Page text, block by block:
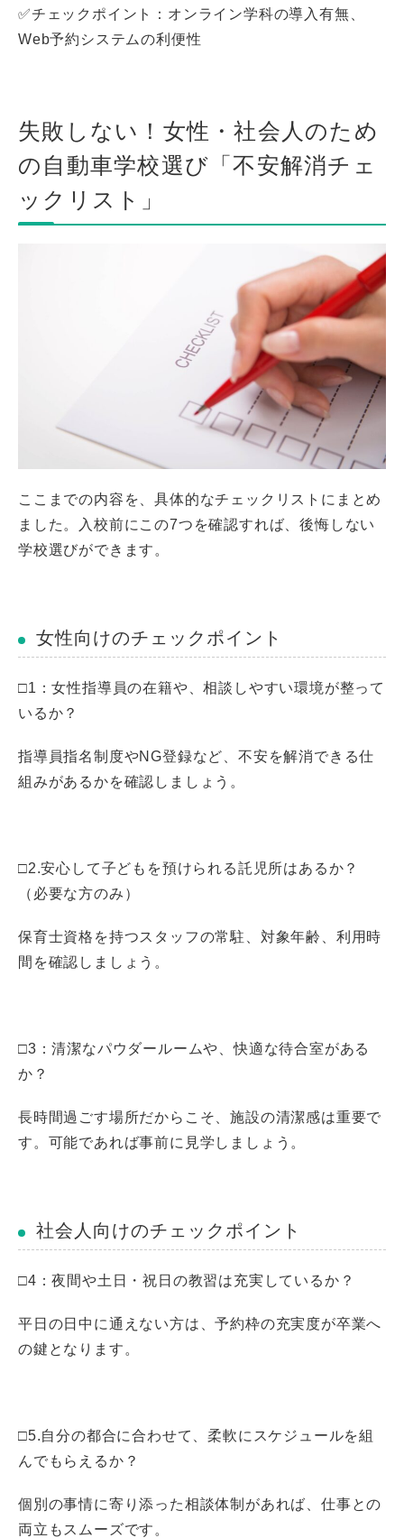
✅チェックポイント：オンライン学科の導入有無、
Web予約システムの利便性
失敗しない！女性・社会人のため
の自動車学校選び「不安解消チェ
ックリスト」
ここまでの内容を、具体的なチェックリストにまとめ
ました。入校前にこの7つを確認すれば、後悔しない
学校選びができます。
女性向けのチェックポイント
□1：女性指導員の在籍や、相談しやすい環境が整って
いるか？
指導員指名制度やNG登録など、不安を解消できる仕
組みがあるかを確認しましょう。
□2.安心して子どもを預けられる託児所はあるか？
（必要な方のみ）
保育士資格を持つスタッフの常駐、対象年齢、利用時
間を確認しましょう。
□3：清潔なパウダールームや、快適な待合室がある
か？
長時間過ごす場所だからこそ、施設の清潔感は重要で
す。可能であれば事前に見学しましょう。
社会人向けのチェックポイント
□4：夜間や土日・祝日の教習は充実しているか？
平日の日中に通えない方は、予約枠の充実度が卒業へ
の鍵となります。
□5.自分の都合に合わせて、柔軟にスケジュールを組
んでもらえるか？
個別の事情に寄り添った相談体制があれば、仕事との
両立もスムーズです。